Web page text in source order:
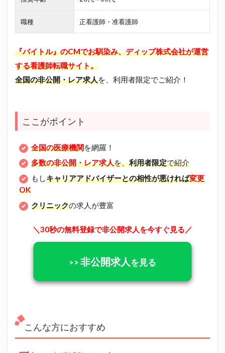
職種 正看護師・准看護師
『バイトル』のCMでお馴染み、ディップ株式会社が運営
する看護師転職サイト。
全国の非公開・レア求人を、利用者限定でご紹介！
ここがポイント
全国の医療機関を網羅！
多数の非公開・レア求人を、利用者限定で紹介
もしキャリアアドバイザーとの相性が悪ければ変更
OK
クリニックの求人が豊富
＼30秒の無料登録で非公開求人を今すぐ見る／
>> 非公開求人 を見る
こんな方におすすめ